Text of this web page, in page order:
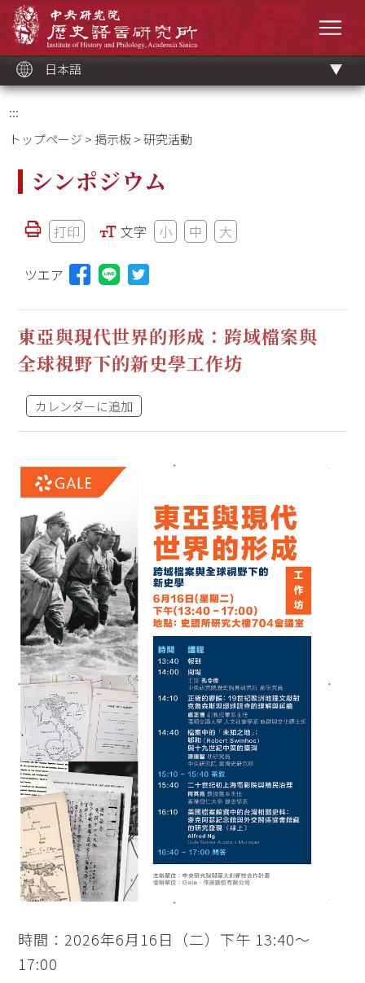
ッ
ク
日本語
:::
トップページ >掲示板> 研究活動
シンポジウム
打印 文字 小 中 大
ツエア Lineに投稿する(新しいウィンドウを開く)
東亞與現代世界的形成：跨域檔案與
全球視野下的新史學工作坊
カレンダーに追加
時間：2026年6月16日（二）下午 13:40～
17:00